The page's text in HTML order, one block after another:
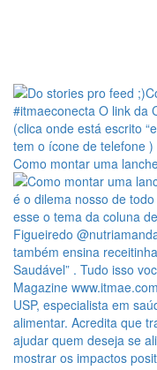
Como montar uma